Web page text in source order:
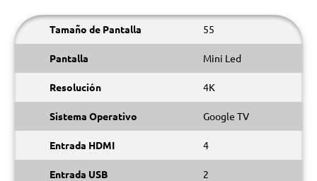
Tamaño de Pantalla 55
Pantalla Mini Led
Resolución 4K
Sistema Operativo Google TV
Entrada HDMI 4
Entrada USB 2